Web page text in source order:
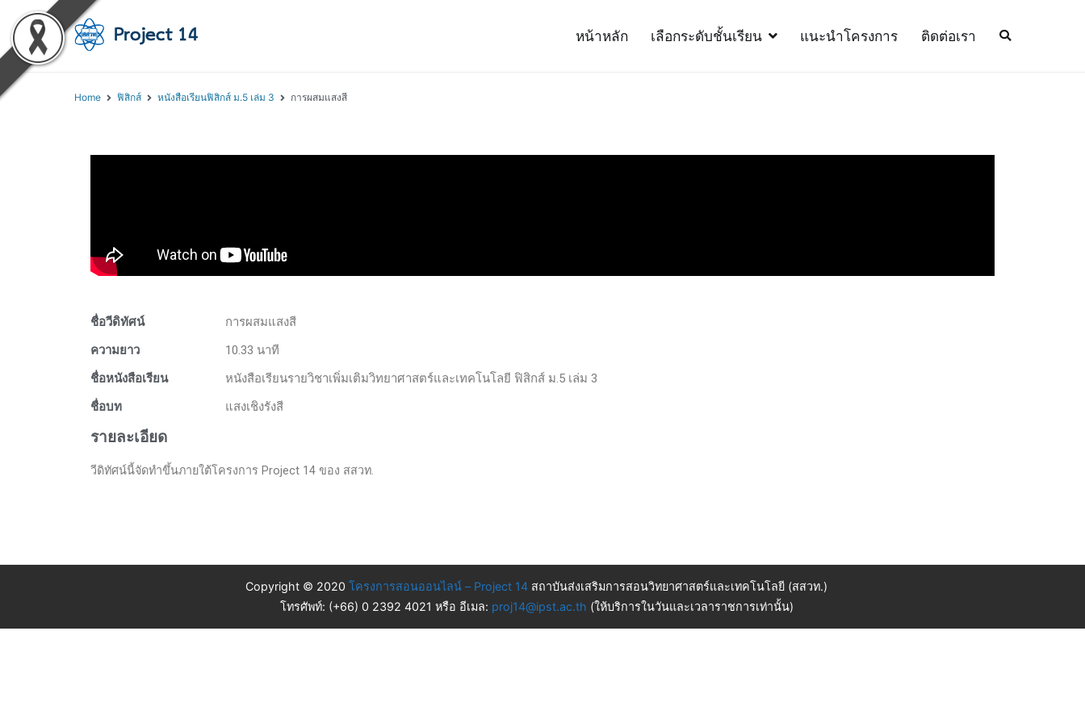
หน้าหลัก เลือกระดับชั้นเรียน แนะนำโครงการ ติดต่อเรา
Home ฟิสิกส์ หนังสือเรียนฟิสิกส์ ม.5 เล่ม 3 การผสมแสงสี
ชื่อวีดิทัศน์
การผสมแสงสี
ความยาว
10.33 นาที
ชื่อหนังสือเรียน
หนังสือเรียนรายวิชาเพิ่มเติมวิทยาศาสตร์และเทคโนโลยี ฟิสิกส์ ม.5 เล่ม 3
ชื่อบท
แสงเชิงรังสี
รายละเอียด
วีดิทัศน์นี้จัดทำขึ้นภายใต้โครงการ Project 14 ของ สสวท.
Copyright © 2020 โครงการสอนออนไลน์ – Project 14 สถาบันส่งเสริมการสอนวิทยาศาสตร์และเทคโนโลยี (สสวท.)
โทรศัพท์: (+66) 0 2392 4021 หรือ อีเมล: proj14@ipst.ac.th (ให้บริการในวันและเวลาราชการเท่านั้น)